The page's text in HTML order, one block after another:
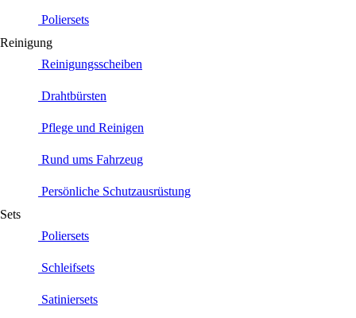
Poliersets
Reinigung
Reinigungsscheiben
Drahtbürsten
Pflege und Reinigen
Rund ums Fahrzeug
Persönliche Schutzausrüstung
Sets
Poliersets
Schleifsets
Satiniersets